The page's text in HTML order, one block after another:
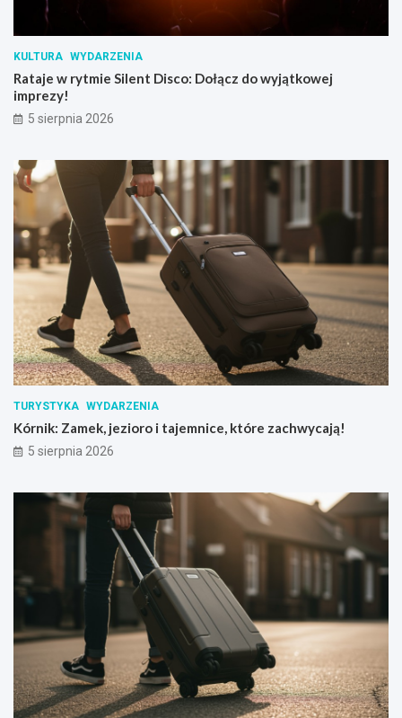
KULTURA WYDARZENIA
Rataje w rytmie Silent Disco: Dołącz do wyjątkowej
imprezy!
5 sierpnia 2026
TURYSTYKA WYDARZENIA
Kórnik: Zamek, jezioro i tajemnice, które zachwycają!
5 sierpnia 2026